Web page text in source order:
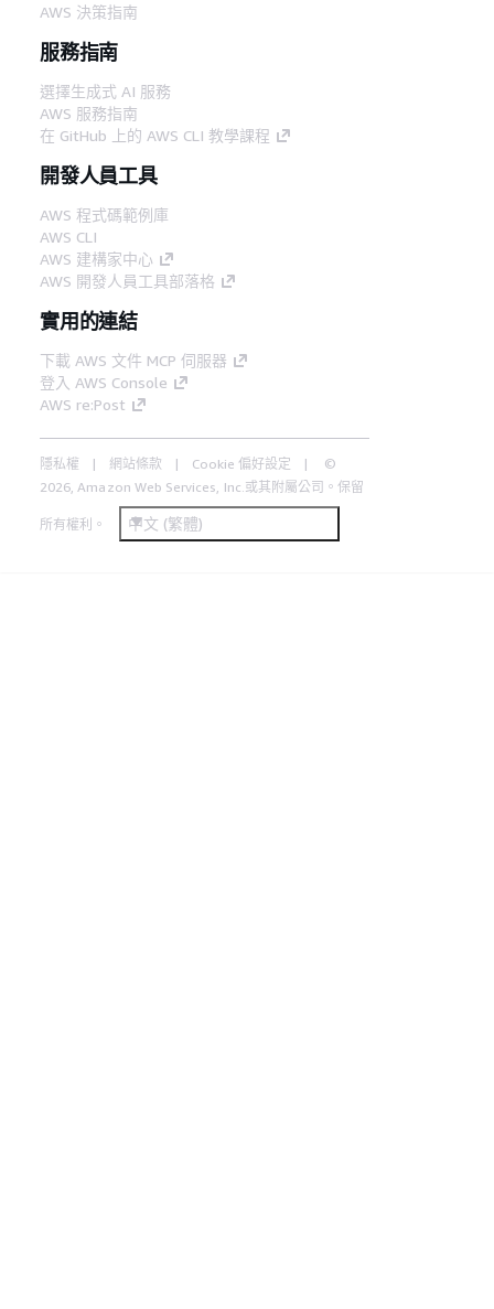
AWS 決策指南
服務指南
選擇生成式 AI 服務
AWS 服務指南
在 GitHub 上的 AWS CLI 教學課程
開發人員工具
AWS 程式碼範例庫
AWS CLI
AWS 建構家中心
AWS 開發人員工具部落格
實用的連結
下載 AWS 文件 MCP 伺服器
登入 AWS Console
AWS re:Post
隱私權 網站條款 Cookie 偏好設定
©
2026, Amazon Web Services, Inc.或其附屬公司。保留
所有權利。 中文 (繁體)